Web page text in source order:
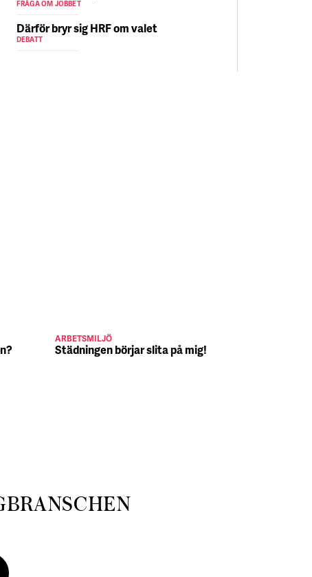
FRÅGA OM JOBBET
Därför bryr sig HRF om valet
DEBATT
ARBETSMILJÖ
Städningen börjar slita på mig!